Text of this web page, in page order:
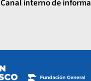
Canal interno de